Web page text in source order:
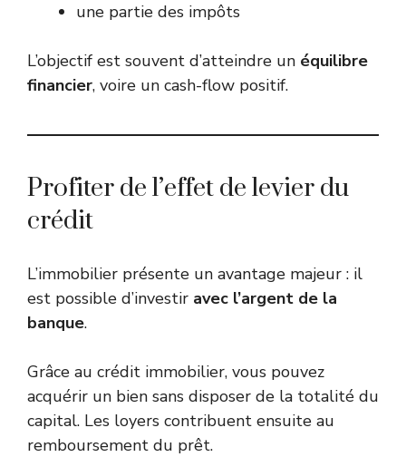
une partie des impôts
L’objectif est souvent d’atteindre un équilibre
financier, voire un cash-flow positif.
Profiter de l’effet de levier du
crédit
L’immobilier présente un avantage majeur : il
est possible d’investir avec l’argent de la
banque.
Grâce au crédit immobilier, vous pouvez
acquérir un bien sans disposer de la totalité du
capital. Les loyers contribuent ensuite au
remboursement du prêt.